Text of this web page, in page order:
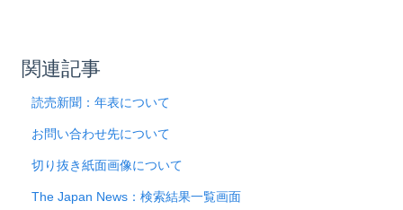
関連記事
読売新聞：年表について
お問い合わせ先について
切り抜き紙面画像について
The Japan News：検索結果一覧画面